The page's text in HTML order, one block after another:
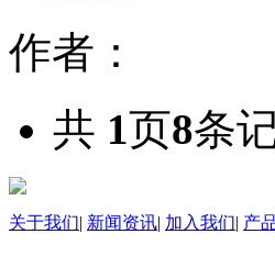
作者：
共 1页8条
关于我们| 新闻资讯| 加入我们| 产